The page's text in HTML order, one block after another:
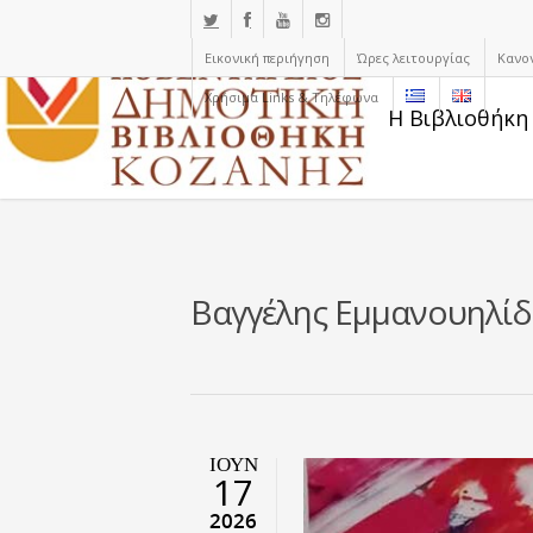
Εικονική περιήγηση Ώρες λειτουργίας
Χρήσιμα Links & Τηλέφωνα
Η
Βαγγέλης
ΙΟΎΝ
17
2026